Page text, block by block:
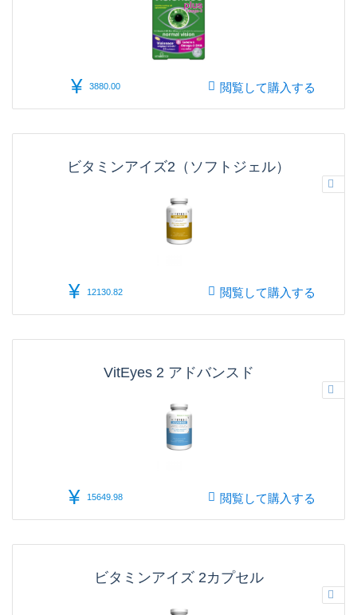
¥ 3880.00 閲覧して購入する
ビタミンアイズ2（ソフトジェル）
¥ 12130.82 閲覧して購入する
VitEyes 2 アドバンスド
¥ 15649.98 閲覧して購入する
ビタミンアイズ 2カプセル